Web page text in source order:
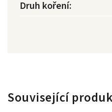
Druh koření:
Související